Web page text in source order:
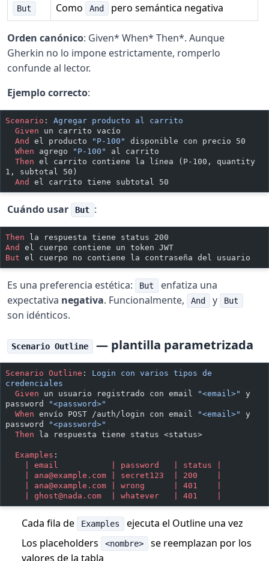
But Como And pero semántica negativa
Orden canónico: Given* When* Then*. Aunque
Gherkin no lo impone estrictamente, romperlo
confunde al lector.
Ejemplo correcto:
Scenario :
Agregar producto al carrito
  Given
un carrito vacío
  And
el producto "P-100"
disponible con precio 50
  When
agrego "P-100"
al carrito
  Then
el carrito contiene la línea (P-100, quantity
1, subtotal 50)
  And
el carrito tiene subtotal 50
Cuándo usar But :
Then
la respuesta tiene status 200
And el cuerpo contiene un token JWT
But el cuerpo no contiene la contraseña del usuario
Es una preferencia estética: But
enfatiza una
expectativa negativa. Funcionalmente, And y But
son idénticos.
Scenario Outline — plantilla parametrizada
Scenario Outline :
Login con varios tipos de
credenciales
  Given
un usuario registrado con email "<email>"
y
password
"<password>"
  When
envío POST /auth/login con email "<email>"
y
password
"<password>"
  Then
la respuesta tiene status <status>
  Examples
:
    | email           | password   | status |
ana@example.com | secret123  | 200    |
ana@example.com | wrong      | 401    |
ghost@nada.com
  | whatever   | 401    |
Cada fila de Examples
ejecuta el Outline una vez
Los placeholders
<nombre>
se reemplazan por los
valores de la tabla